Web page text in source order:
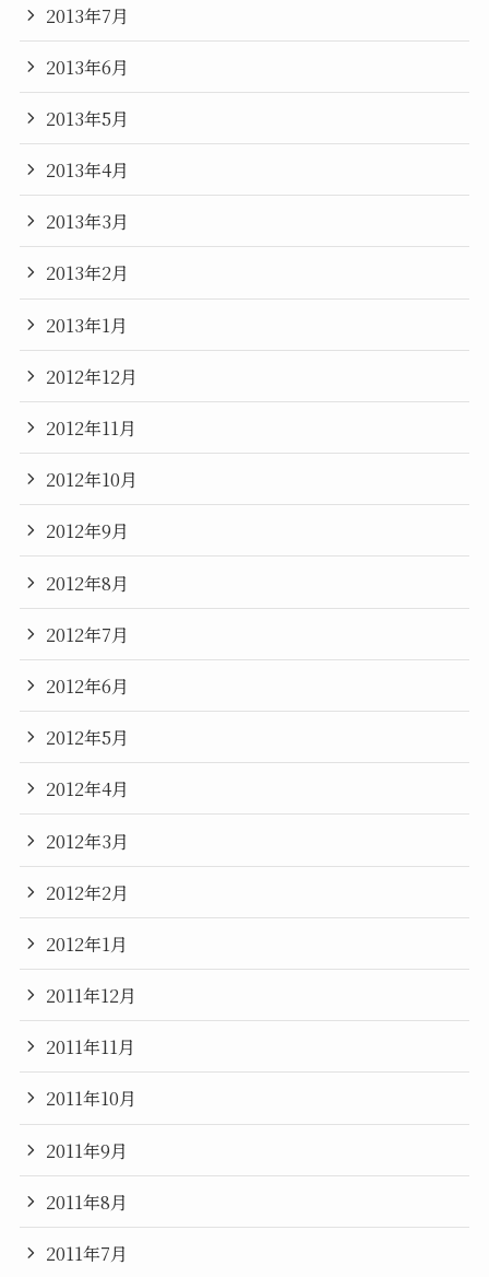
2013年7月
2013年6月
2013年5月
2013年4月
2013年3月
2013年2月
2013年1月
2012年12月
2012年11月
2012年10月
2012年9月
2012年8月
2012年7月
2012年6月
2012年5月
2012年4月
2012年3月
2012年2月
2012年1月
2011年12月
2011年11月
2011年10月
2011年9月
2011年8月
2011年7月